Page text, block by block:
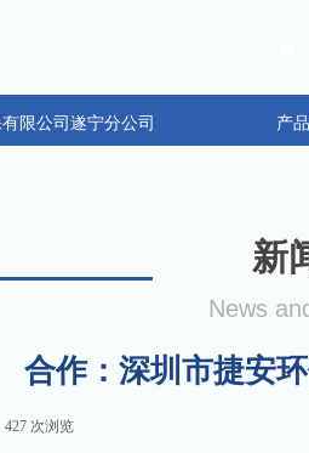
产
限公司遂宁分公司
新
News
合作：深圳市捷安
427 次浏览